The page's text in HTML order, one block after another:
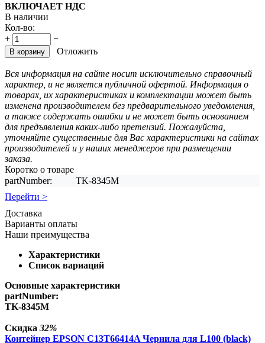
ВКЛЮЧАЕТ НДС
В наличии
Кол-во:
+
−
В корзину Отложить
Вся информация на сайте носит исключительно справочный
характер, и не является публичной офертой. Информация о
товарах, их характеристиках и комплектации может быть
изменена производителем без предварительного уведомления,
а также содержать ошибки и не может быть основанием
для предъявления каких-либо претензий. Пожалуйста,
уточняйте существенные для Вас характеристики на сайтах
производителей и у наших менеджеров при размещении
заказа.
Коротко о товаре
partNumber:
TK-8345M
Перейти >
Доставка
Варианты оплаты
Наши преимущества
Характеристики
Список вариаций
Основные характеристики
partNumber:
TK-8345M
Скидка 32%
Контейнер EPSON C13T66414A Чернила для L100 (black)